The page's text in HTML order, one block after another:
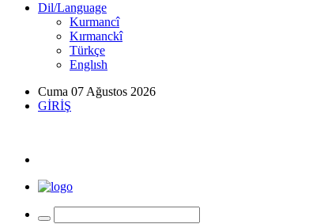
Dil/Language
Kurmancî
Kırmanckî
Türkçe
Englısh
Cuma 07 Ağustos 2026
GİRİŞ